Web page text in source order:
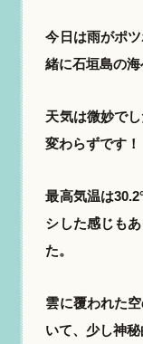
今日は雨がポ
緒に石垣島の海
天気は微妙で
変わらずです！
最高気温は
シした感じも
た。
雲に覆われた
いて、少し神秘